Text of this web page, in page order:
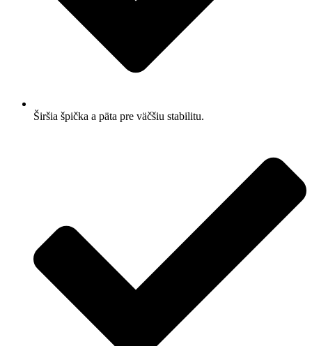
Širšia špička a päta pre väčšiu stabilitu.